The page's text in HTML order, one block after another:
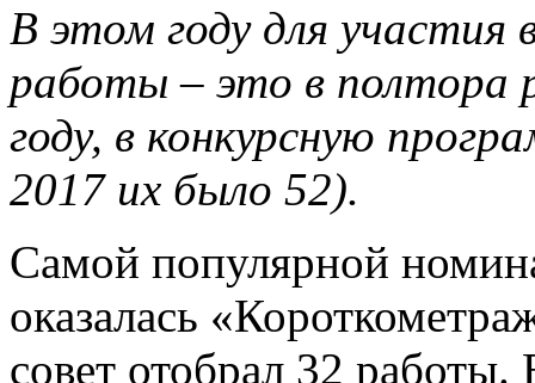
В этом году для участия
работы – это в полтора
году, в конкурсную
2017 их было 52).
Самой популярной
оказалась
совет отобрал 32